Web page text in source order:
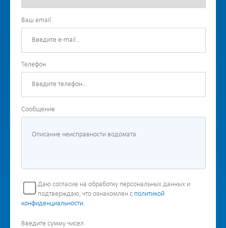
Ваш email
Телефон
Сообщение
Даю согласие на обработку персональных данных и
подтверждаю, что ознакомлен с политикой
конфиденциальности.
Введите сумму чисел